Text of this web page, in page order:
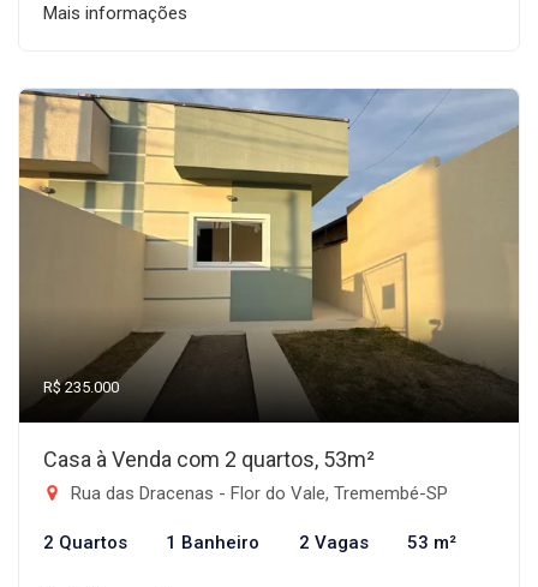
Mais informações
R$ 235.000
Casa à Venda com 2 quartos, 53m²
Rua das Dracenas - Flor do Vale, Tremembé-SP
2 Quartos 1 Banheiro 2 Vagas 53 m²